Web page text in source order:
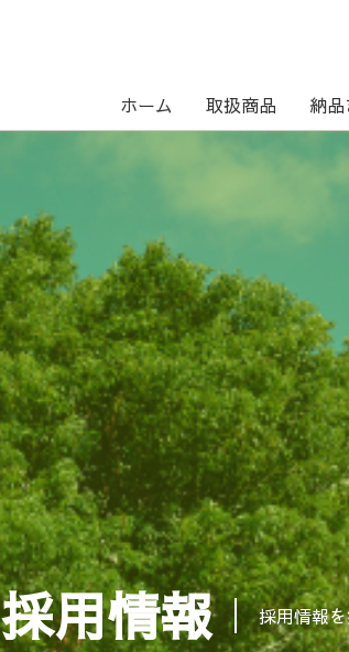
ホーム 取扱商品 納品
採用情報 採用情報を